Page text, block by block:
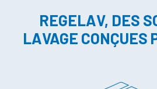
REGELAV, DES
LAVAGE CONÇUES